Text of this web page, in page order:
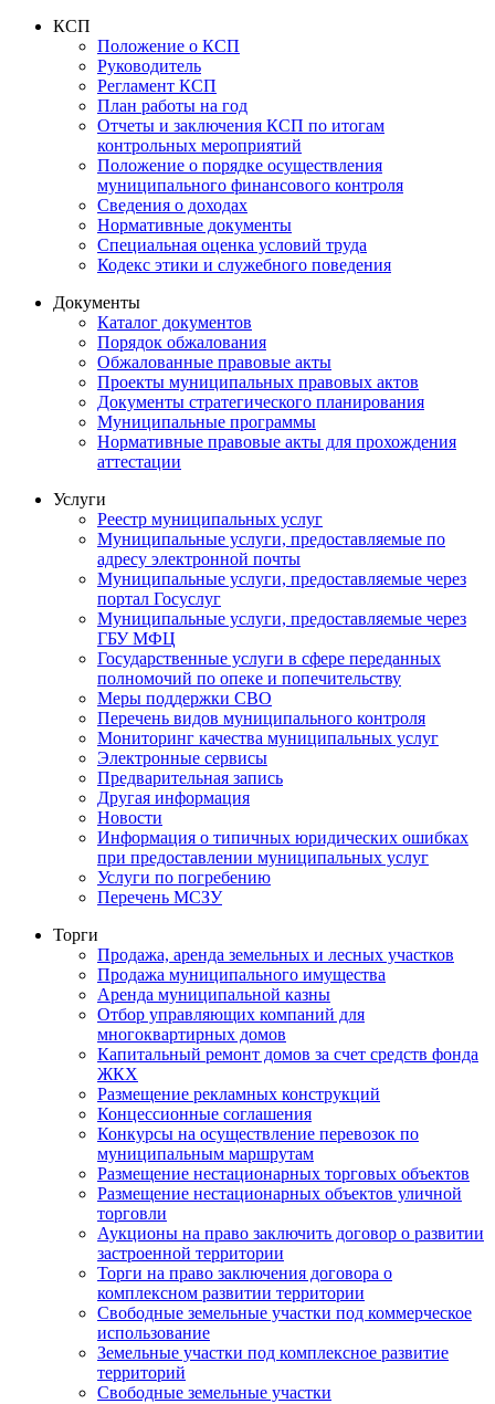
КСП
Положение о КСП
Руководитель
Регламент КСП
План работы на год
Отчеты и заключения КСП по итогам
контрольных мероприятий
Положение о порядке осуществления
муниципального финансового контроля
Сведения о доходах
Нормативные документы
Специальная оценка условий труда
Кодекс этики и служебного поведения
Документы
Каталог документов
Порядок обжалования
Обжалованные правовые акты
Проекты муниципальных правовых актов
Документы стратегического планирования
Муниципальные программы
Нормативные правовые акты для прохождения
аттестации
Услуги
Реестр муниципальных услуг
Муниципальные услуги, предоставляемые по
адресу электронной почты
Муниципальные услуги, предоставляемые через
портал Госуслуг
Муниципальные услуги, предоставляемые через
ГБУ МФЦ
Государственные услуги в сфере переданных
полномочий по опеке и попечительству
Меры поддержки СВО
Перечень видов муниципального контроля
Мониторинг качества муниципальных услуг
Электронные сервисы
Предварительная запись
Другая информация
Новости
Информация о типичных юридических ошибках
при предоставлении муниципальных услуг
Услуги по погребению
Перечень МСЗУ
Торги
Продажа, аренда земельных и лесных участков
Продажа муниципального имущества
Аренда муниципальной казны
Отбор управляющих компаний для
многоквартирных домов
Капитальный ремонт домов за счет средств фонда
ЖКХ
Размещение рекламных конструкций
Концессионные соглашения
Конкурсы на осуществление перевозок по
муниципальным маршрутам
Размещение нестационарных торговых объектов
Размещение нестационарных объектов уличной
торговли
Аукционы на право заключить договор о развитии
застроенной территории
Торги на право заключения договора о
комплексном развитии территории
Свободные земельные участки под коммерческое
использование
Земельные участки под комплексное развитие
территорий
Свободные земельные участки